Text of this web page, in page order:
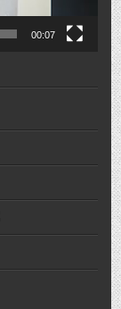
00:07